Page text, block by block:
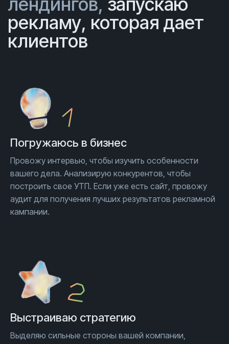
рекламу, которая дает
клиентов
Погружаюсь в бизнес
Провожу интервью, чтобы изучить особенности
вашего дела. Анализирую конкурентов, чтобы
построить свое УТП. Если уже есть сайт, провожу
аудит для получения лучших результатов рекламной
кампании.
Выстраиваю стратегию
Выделяю сильные стороны вашей компании,